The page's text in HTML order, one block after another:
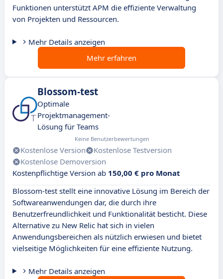
Funktionen unterstützt APM die effiziente Verwaltung
von Projekten und Ressourcen.
Mehr Details anzeigen
Mehr erfahren
Blossom-test
Optimale
Projektmanagement-
Lösung für Teams
Keine Benutzerbewertungen
Kostenlose Version
Kostenlose Testversion
Kostenlose Demoversion
Kostenpflichtige Version ab 150,00 € pro Monat
Blossom-test stellt eine innovative Lösung im Bereich der
Softwareanwendungen dar, die durch ihre
Benutzerfreundlichkeit und Funktionalität besticht. Diese
Alternative zu New Relic hat sich in vielen
Anwendungsbereichen als nützlich erwiesen und bietet
vielseitige Möglichkeiten für eine effiziente Nutzung.
Mehr Details anzeigen